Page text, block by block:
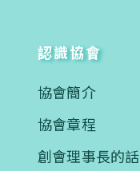
認識協會
協會簡介
協會章程
創會理事長的話